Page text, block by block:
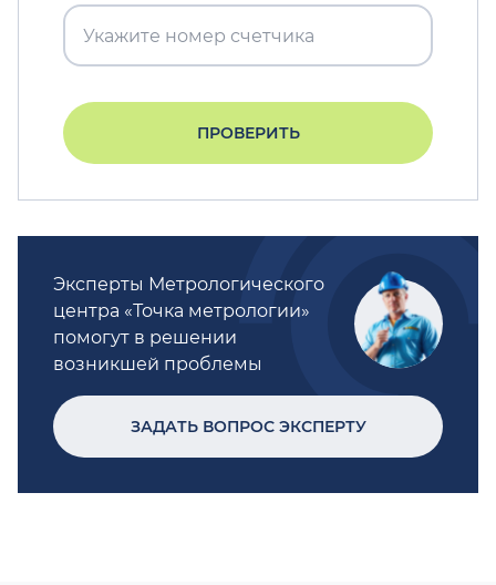
ПРОВЕРИТЬ
Эксперты Метрологического
центра «Точка метрологии»
помогут в решении
возникшей проблемы
ЗАДАТЬ ВОПРОС ЭКСПЕРТУ